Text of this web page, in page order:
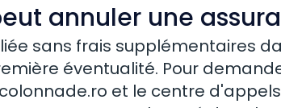
annuler une
sans frais supplémentaires
éventualité. Pour
et le centre d'appels